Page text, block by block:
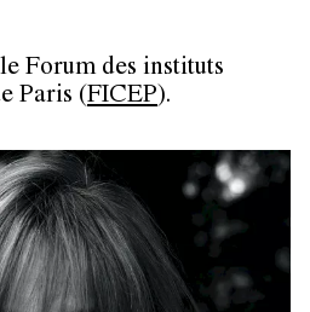
Forum des instituts
Paris (FICEP).